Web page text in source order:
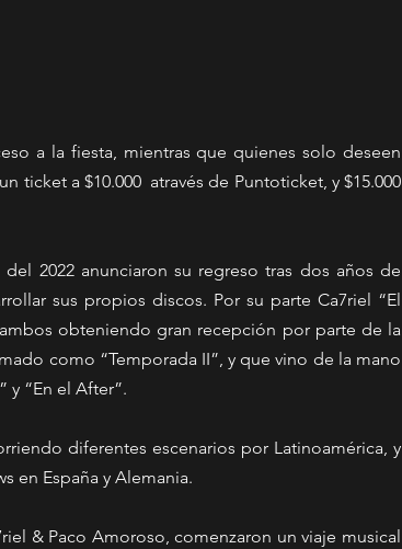
a la fiesta, mientras que quienes solo deseen
ticket a $10.000  através de Puntoticket, y $15.000
2022 anunciaron su regreso tras dos años de
sus propios discos. Por su parte Ca7riel “El
obteniendo gran recepción por parte de la
como “Temporada II”, y que vino de la mano
y “En el After”.
diferentes escenarios por Latinoamérica, y
en España y Alemania.
& Paco Amoroso, comenzaron un viaje musical